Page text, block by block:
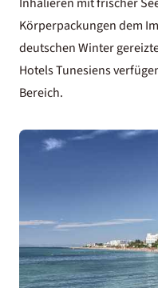
Körperpackungen dem
deutschen Winter
Hotels Tunesiens
Bereich.